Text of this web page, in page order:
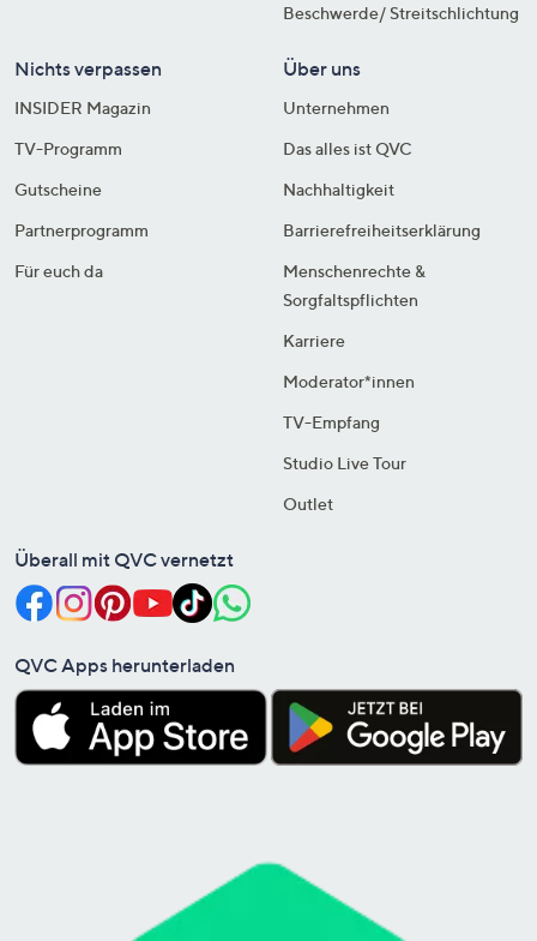
Beschwerde/ Streitschlichtung
Nichts verpassen
INSIDER Magazin
TV-Programm
Gutscheine
Partnerprogramm
Für euch da
Über uns
Unternehmen
Das alles ist QVC
Nachhaltigkeit
Barrierefreiheitserklärung
Menschenrechte &
Sorgfaltspflichten
Karriere
Moderator*innen
TV-Empfang
Studio Live Tour
Outlet
Überall mit QVC vernetzt
QVC Apps herunterladen